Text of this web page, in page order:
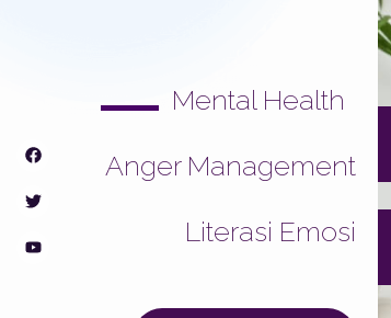
Mental Health
Anger Management
Literasi Emosi